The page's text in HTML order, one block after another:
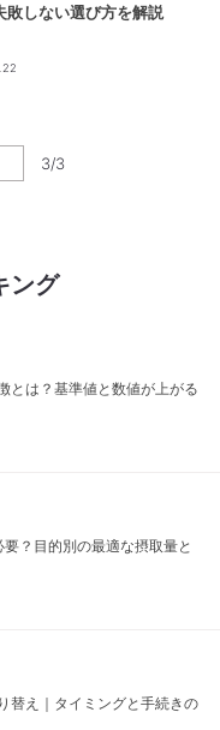
敗しない選び方を解説
3/3
ング
とは？基準値と数値が上がる
？目的別の最適な摂取量と
替え｜タイミングと手続きの